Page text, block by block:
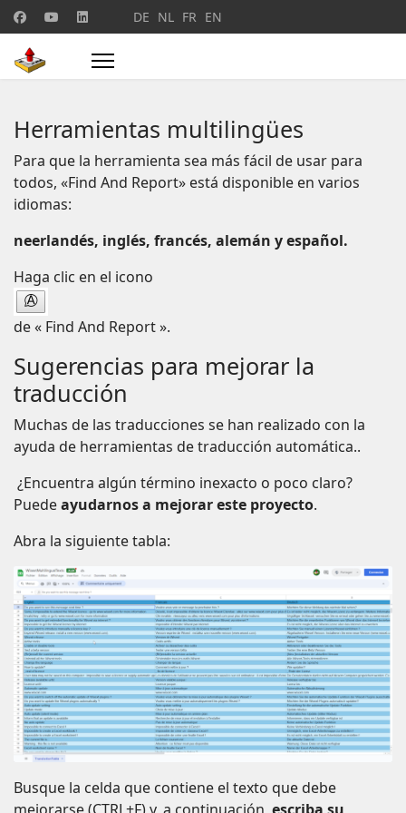
Seleccione su idioma
DE NL FR EN
Herramientas multilingües
Para que la herramienta sea más fácil de usar para
todos, «Find And Report» está disponible en varios
idiomas:
neerlandés, inglés, francés, alemán y español.
Haga clic en el icono
de « Find And Report ».
Sugerencias para mejorar la
traducción
Muchas de las traducciones se han realizado con la
ayuda de herramientas de traducción automática..
¿Encuentra algún término inexacto o poco claro?
Puedeayudarnos a mejorar este proyecto.
Abra la siguiente tabla:
Busque la celda que contiene el texto que debe